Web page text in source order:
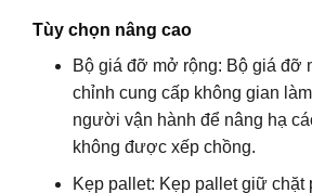
Tùy chọn nâng cao
Bộ giá đỡ mở rộng: Bộ giá đỡ
chỉnh cung cấp không gian
người vận hành để nâng hạ
không được xếp chồng.
Kẹp pallet: Kẹp pallet giữ chặt